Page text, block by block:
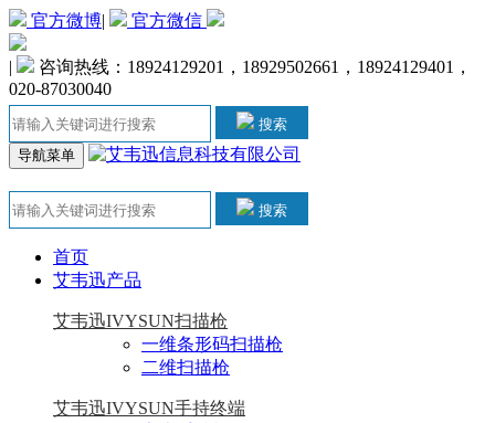
官方微博| 官方微信
|
咨询热线：18924129201，18929502661，18924129401，
020-87030040
搜索
导航菜单
搜索
首页
艾韦迅产品
艾韦迅IVYSUN扫描枪
一维条形码扫描枪
二维扫描枪
艾韦迅IVYSUN手持终端